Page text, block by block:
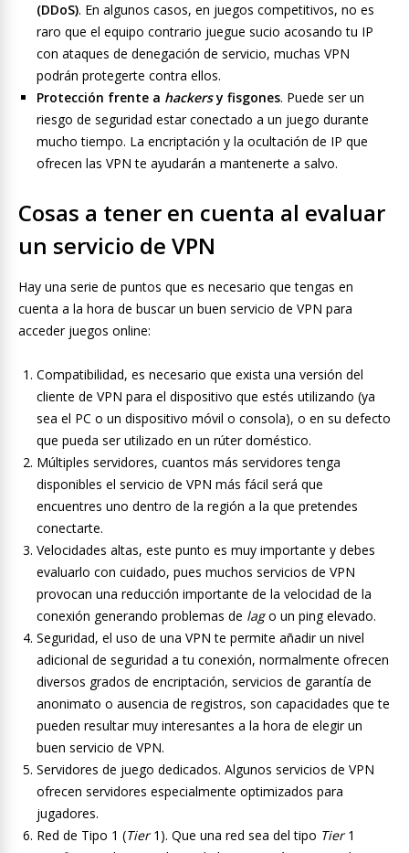
(DDoS). En algunos casos, en juegos competitivos, no es
raro que el equipo contrario juegue sucio acosando tu IP
con ataques de denegación de servicio, muchas VPN
podrán protegerte contra ellos.
Protección frente a hackersy fisgones. Puede ser un
riesgo de seguridad estar conectado a un juego durante
mucho tiempo. La encriptación y la ocultación de IP que
ofrecen las VPN te ayudarán a mantenerte a salvo.
Cosas a tener en cuenta al evaluar
un servicio de VPN
Hay una serie de puntos que es necesario que tengas en
cuenta a la hora de buscar un buen servicio de VPN para
acceder juegos online:
Compatibilidad, es necesario que exista una versión del
cliente de VPN para el dispositivo que estés utilizando (ya
sea el PC o un dispositivo móvil o consola), o en su defecto
que pueda ser utilizado en un rúter doméstico.
Múltiples servidores, cuantos más servidores tenga
disponibles el servicio de VPN más fácil será que
encuentres uno dentro de la región a la que pretendes
conectarte.
Velocidades altas, este punto es muy importante y debes
evaluarlo con cuidado, pues muchos servicios de VPN
provocan una reducción importante de la velocidad de la
conexión generando problemas de lago un ping elevado.
Seguridad, el uso de una VPN te permite añadir un nivel
adicional de seguridad a tu conexión, normalmente ofrecen
diversos grados de encriptación, servicios de garantía de
anonimato o ausencia de registros, son capacidades que te
pueden resultar muy interesantes a la hora de elegir un
buen servicio de VPN.
Servidores de juego dedicados. Algunos servicios de VPN
ofrecen servidores especialmente optimizados para
jugadores.
Red de Tipo 1 (Tier1). Que una red sea del tipo Tier1